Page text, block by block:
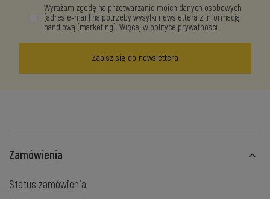
Wyrażam zgodę na przetwarzanie moich danych osobowych
(adres e-mail) na potrzeby wysyłki newslettera z informacją
handlową (marketing). Więcej w polityce prywatności.
Zapisz się do newslettera
Zamówienia
Status zamówienia